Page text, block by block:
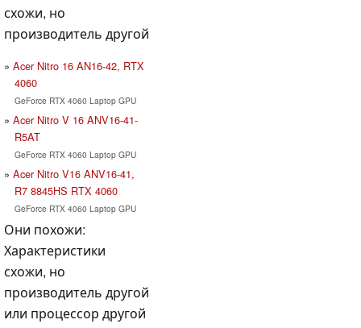
схожи, но
производитель другой
Acer Nitro 16 AN16-42, RTX
4060
GeForce RTX 4060 Laptop GPU
Acer Nitro V 16 ANV16-41-
R5AT
GeForce RTX 4060 Laptop GPU
Acer Nitro V16 ANV16-41,
R7 8845HS RTX 4060
GeForce RTX 4060 Laptop GPU
Они похожи:
Характеристики
схожи, но
производитель другой
или процессор другой